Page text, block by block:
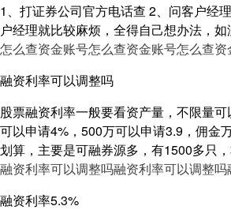
1、打证券公司官方电话查 2、问客户经
户经理就比较麻烦，全得自己想办法，
怎么查资金账号怎么查资金账号怎么查资
融资利率可以调整吗
股票融资利率一般要看资产量，不限量
可以申请4%，500万可以申请3.9，佣金
划算，主要是可融券源多，有1500多只
融资利率可以调整吗融资利率可以调整吗
融资利率5.3%